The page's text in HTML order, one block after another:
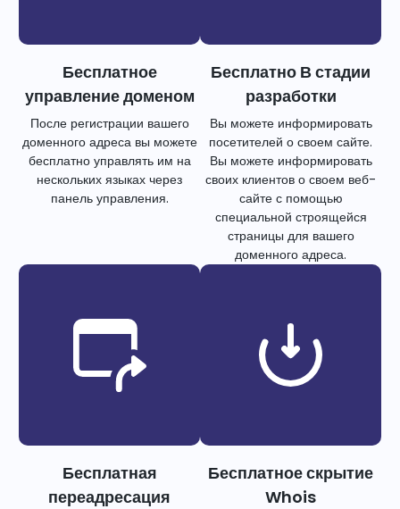
Бесплатное
управление доменом
После регистрации вашего
доменного адреса вы можете
бесплатно управлять им на
нескольких языках через
панель управления.
Бесплатно В стадии
разработки
Вы можете информировать
посетителей о своем сайте.
Вы можете информировать
своих клиентов о своем веб-
сайте с помощью
специальной строящейся
страницы для вашего
доменного адреса.
Бесплатная
переадресация
Бесплатное скрытие
Whois